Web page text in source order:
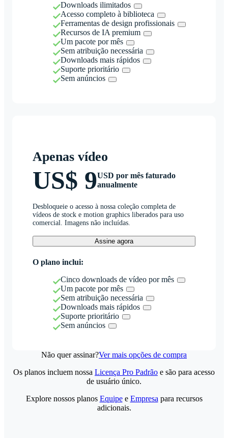
Downloads ilimitados
Acesso completo à biblioteca
Ferramentas de design profissionais
Recursos de IA premium
Um pacote por mês
Sem atribuição necessária
Downloads mais rápidos
Suporte prioritário
Sem anúncios
Apenas vídeo
US$ 9USD por mês faturado
anualmente
Desbloqueie o acesso à nossa coleção completa de
vídeos de stock e motion graphics liberados para uso
comercial. Imagens não incluídas.
Assine agora
O plano inclui:
Cinco downloads de vídeo por mês
Um pacote por mês
Sem atribuição necessária
Downloads mais rápidos
Suporte prioritário
Sem anúncios
Não quer assinar?Ver mais opções de compra
Os planos incluem nossa Licença Pro Padrão e são para acesso
de usuário único.
Explore nossos planos Equipee Empresa para recursos
adicionais.